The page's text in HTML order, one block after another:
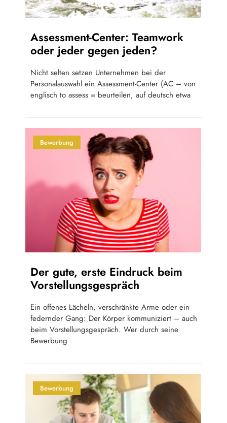
Assessment-Center: Teamwork
oder jeder gegen jeden?
Nicht selten setzen Unternehmen bei der
Personalauswahl ein Assessment-Center (AC – von
englisch to assess = beurteilen, auf deutsch etwa
Bewerbung
Der gute, erste Eindruck beim
Vorstellungsgespräch
Ein offenes Lächeln, verschränkte Arme oder ein
federnder Gang: Der Körper kommuniziert – auch
beim Vorstellungsgespräch. Wer durch seine
Bewerbung
Bewerbung